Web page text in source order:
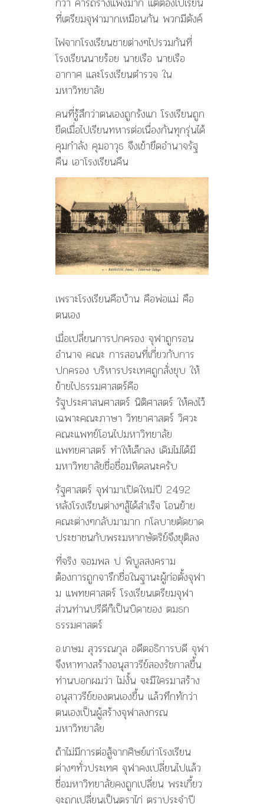
ที่เตรียมจุฬามากเหมือนกัน พวกมีตังค์
ไฟจากโรงเรียนชายต่างๆไปรวมกันที่
โรงเรียนนายร้อย นายเรือ นายเรือ
อากาศ และโรงเรียนตำรวจ ใน
มหาวิทยาลัย
คนที่รู้สึกว่าตนเองถูกรังแก โรงเรียนถูก
ยืดเมื่อไปเรียนทหารต่อเนื่องกันทุกรุ่นได้
คุมกำลัง คุมอาวุธ จืงเข้ายึดอำนาจรัฐ
คืน เอาโรงเรียนคืน
เพราะโรงเรียนคือบ้าน คือพ่อแม่ คือ
ตนเอง
เมื่อเปลี่ยนการปกครอง จุฬาถูกรอน
อำนาจ คณะ การสอนที่เกี่ยวกับการ
ปกครอง บริหารประเทศถูกสั่งยุบ ให้
ย้ายไปธรรมศาสตร์คือ
รัฐประศาสนศาสตร์ นิติศาสตร์ ให้คงไว้
เฉพาะคณะภาษา วิทยาศาสตร์ วิศวะ
คณะแพทย์โอนไปมหาวิทยาลัย
แพทยศาสตร์ ทำให้เล็กลง เดิมไม่ได้มี
มหาวิทยาลัยชื่อชื่อมหิดลนะครับ
รัฐศาสตร์ จุฬามาเปิดใหม่ปี 2492
หลังโรงเรียนต่างๆสู้ได้สำเร็จ โอนย้าย
คณะต่างๆกลับมามาก กโลบายตัดขาด
ประชาชนกับพระมหากษัตริย์จึงยุติลง
ที่จริง จอมพล ป พิบูลสงคราม
ต้องการถูกจารึกชื่อในฐานะผู้ก่อตั้งจุฬา
ม แพทยศาสตร์ โรงเรียนเตรียมจุฬา
ส่วนท่านปรีดีก็เป็นบิดาของ ตมธก
ธรรมศาสตร์
อ.เกษม สุวรรณกุล อดีตอธิการบดี จุฬา
จึงหาทางสร้างอนุสาวรีย์สองรัชกาลขื้น
ท่านบอกผมว่า ไม่งั้น จะมีใครมาสร้าง
อนุสาวรีย์ของตนเองขื้น แล้วทึกทักว่า
ตนเองเป็นผู้สร้างจุฬาลงกรณ
มหาวิทยาลัย
ถ้าไม่มีการต่อสู้จากศิษย์เก่าโรงเรียน
ต่างๆทั่วประเทศ จุฬาคงเปลี่ยนไปแล้ว
ชื่อมหาวิทยาลัยคงถูกเปลี่ยน พระเกี้ยว
จะถูกเปลี่ยนเป็นตราไก่ ตราประจำปี